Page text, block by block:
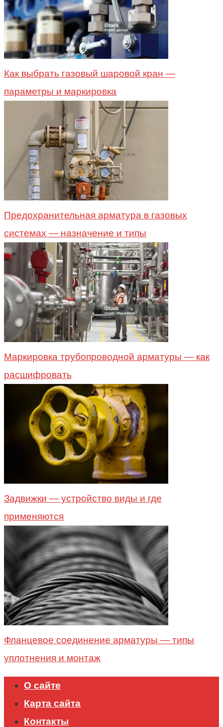
Как выбрать газовый шаровой кран —
параметры и маркировка
Предохранительная арматура в газовых
системах — назначение и типы
Маркировка трубопроводной арматуры — как
расшифровать
Задвижки — устройство виды и где
применяются
Фланцевое соединение арматуры — типы
уплотнения и монтаж
О сайте
Карта сайта
Контакты